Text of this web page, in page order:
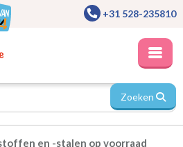
+31 528-235810
Zoeken
Alle gordijnen